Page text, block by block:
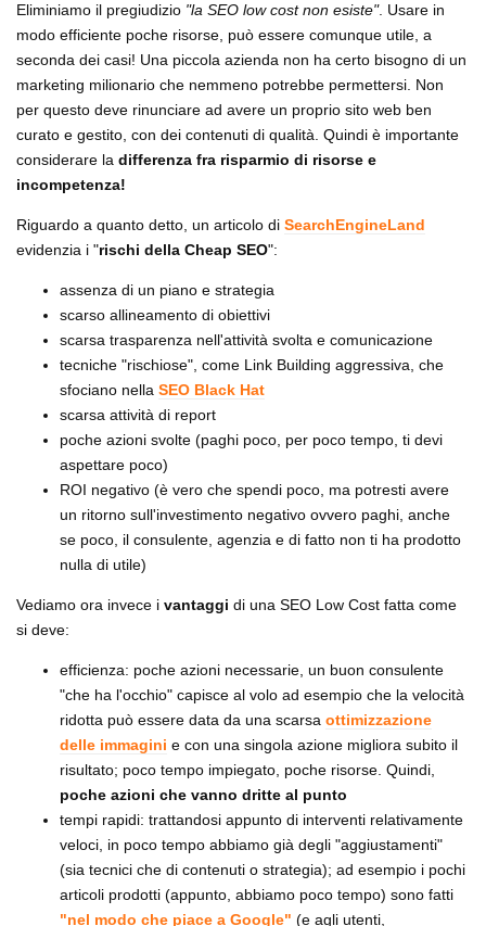
Eliminiamo il pregiudizio "la SEO low cost non esiste". Usare in
modo efficiente poche risorse, può essere comunque utile, a
seconda dei casi! Una piccola azienda non ha certo bisogno di un
marketing milionario che nemmeno potrebbe permettersi. Non
per questo deve rinunciare ad avere un proprio sito web ben
curato e gestito, con dei contenuti di qualità. Quindi è importante
considerare la differenza fra risparmio di risorse e
incompetenza!
Riguardo a quanto detto, un articolo di SearchEngineLand
evidenzia i "rischi della Cheap SEO":
assenza di un piano e strategia
scarso allineamento di obiettivi
scarsa trasparenza nell'attività svolta e comunicazione
tecniche "rischiose", come Link Building aggressiva, che
sfociano nella SEO Black Hat
scarsa attività di report
poche azioni svolte (paghi poco, per poco tempo, ti devi
aspettare poco)
ROI negativo (è vero che spendi poco, ma potresti avere
un ritorno sull'investimento negativo ovvero paghi, anche
se poco, il consulente, agenzia e di fatto non ti ha prodotto
nulla di utile)
Vediamo ora invece i vantaggi di una SEO Low Cost fatta come
si deve:
efficienza: poche azioni necessarie, un buon consulente
"che ha l'occhio" capisce al volo ad esempio che la velocità
ridotta può essere data da una scarsa ottimizzazione
delle immagini e con una singola azione migliora subito il
risultato; poco tempo impiegato, poche risorse. Quindi,
poche azioni che vanno dritte al punto
tempi rapidi: trattandosi appunto di interventi relativamente
veloci, in poco tempo abbiamo già degli "aggiustamenti"
(sia tecnici che di contenuti o strategia); ad esempio i pochi
articoli prodotti (appunto, abbiamo poco tempo) sono fatti
"nel modo che piace a Google" (e agli utenti,